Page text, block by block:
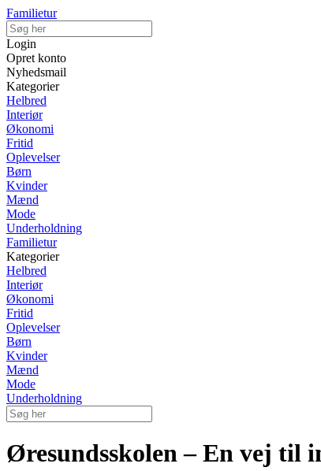
Familietur
Login
Opret konto
Nyhedsmail
Kategorier
Helbred
Interiør
Økonomi
Fritid
Oplevelser
Børn
Kvinder
Mænd
Mode
Underholdning
Familietur
Kategorier
Helbred
Interiør
Økonomi
Fritid
Oplevelser
Børn
Kvinder
Mænd
Mode
Underholdning
Øresundsskolen – En vej til